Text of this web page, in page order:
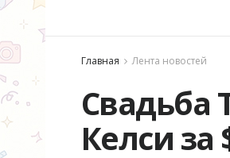
Главная Лента новостей
Свадьба
Келси